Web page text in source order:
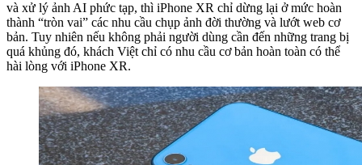
và xử lý ảnh AI phức tạp, thì iPhone XR chỉ dừng lại ở mức hoàn
thành “tròn vai” các nhu cầu chụp ảnh đời thường và lướt web cơ
bản. Tuy nhiên nếu không phải người dùng cần đến những trang bị
quá khủng đó, khách Việt chỉ có nhu cầu cơ bản hoàn toàn có thể
hài lòng với iPhone XR.